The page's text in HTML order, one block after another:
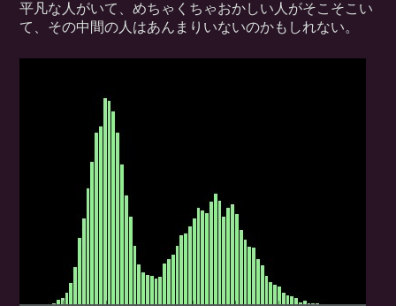
平凡な人がいて、めちゃくちゃおかしい人がそこそこい
て、その中間の人はあんまりいないのかもしれない。